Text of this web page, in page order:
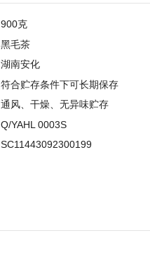
900克
黑毛茶
湖南安化
符合贮存条件下可长期保存
通风、干燥、无异味贮存
Q/YAHL 0003S
SC11443092300199